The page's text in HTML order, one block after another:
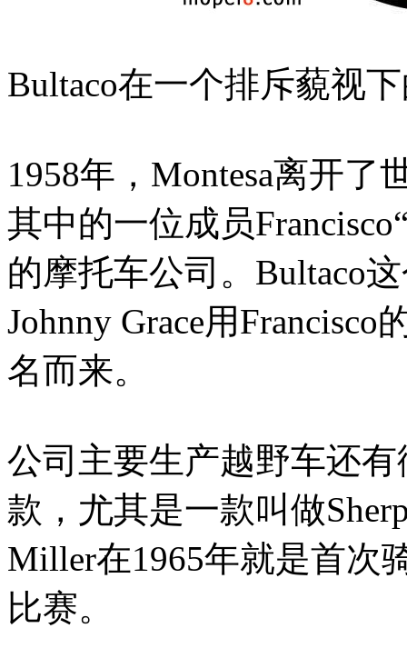
Bultaco在一个排斥藐视
1958年，Montesa离开
其中的一位成员
的摩托车公司。Bultaco
Johnny Grace用
名而来。
公司主要生产越野车还
款，尤其是一款叫做
Miller在1965年就是首次
比赛。